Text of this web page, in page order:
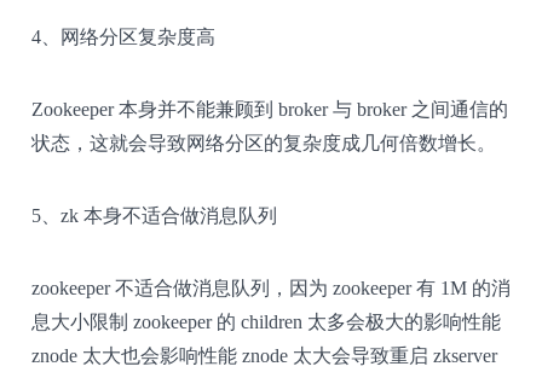
4、网络分区复杂度高
Zookeeper 本身并不能兼顾到 broker 与 broker 之间通信的
状态，这就会导致网络分区的复杂度成几何倍数增长。
5、zk 本身不适合做消息队列
zookeeper 不适合做消息队列，因为 zookeeper 有 1M 的消
息大小限制 zookeeper 的 children 太多会极大的影响性能
znode 太大也会影响性能 znode 太大会导致重启 zkserver